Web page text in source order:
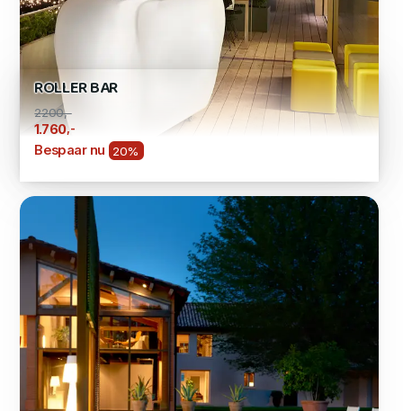
ROLLER BAR
2200,-
1.760,-
Bespaar nu 20%